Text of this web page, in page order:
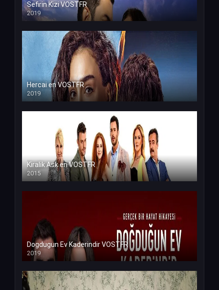
Sefirin Kizi VOSTFR
2019
Hercai en VOSTFR
2019
Kiralik Ask en VOSTFR
2015
Dogdugun Ev Kaderindir VOSTFR
2019